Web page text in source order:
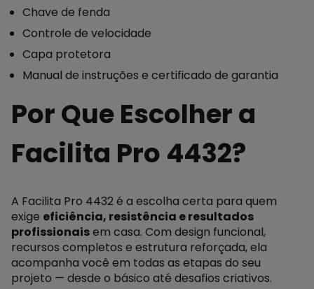
Chave de fenda
Controle de velocidade
Capa protetora
Manual de instruções e certificado de garantia
Por Que Escolher a
Facilita Pro 4432?
A Facilita Pro 4432 é a escolha certa para quem
exige eficiência, resistência e resultados
profissionaisem casa. Com design funcional,
recursos completos e estrutura reforçada, ela
acompanha você em todas as etapas do seu
projeto — desde o básico até desafios criativos.